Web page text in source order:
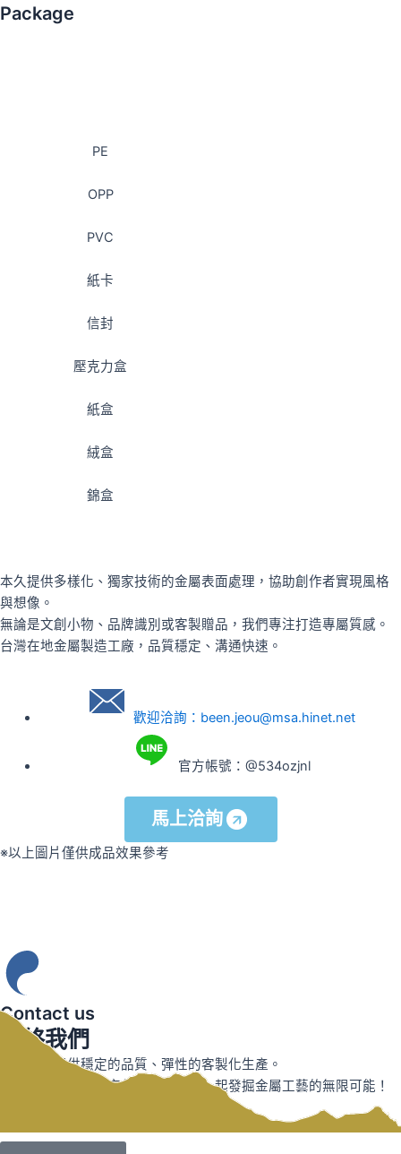
Package
PE
OPP
PVC
紙卡
信封
壓克力盒
紙盒
絨盒
錦盒
本久提供多樣化、獨家技術的金屬表面處理，協助創作者實現風格
與想像。
無論是文創小物、品牌識別或客製贈品，我們專注打造專屬質感。
台灣在地金屬製造工廠，品質穩定、溝通快速。
歡迎洽詢：been.jeou@msa.hinet.net
官方帳號：@534ozjnl
馬上洽詢
※以上圖片僅供成品效果參考
Contact us
聯絡我們
本久科技提供穩定的品質、彈性的客製化生產。
從技術諮詢到量產交付，本久與您一起發掘金屬工藝的無限可能！